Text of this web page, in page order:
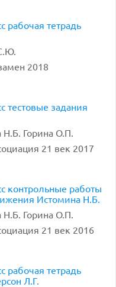
рабочая тетрадь
2018
тестовые задания
Н.Б. Горина О.П.
21 век 2017
контрольные работы
Истомина Н.Б.
Н.Б. Горина О.П.
21 век 2016
рабочая тетрадь
Л.Г.